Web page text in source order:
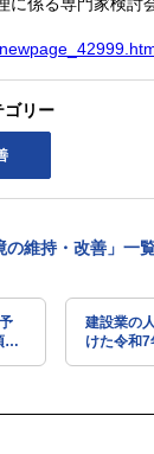
ゴリー
に
の維持・改善」一
建設業の
けた令和